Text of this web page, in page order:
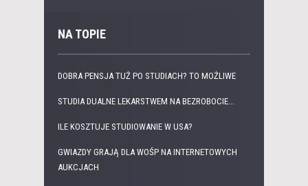
NA TOPIE
DOBRA PENSJA TUŻ PO STUDIACH? TO MOŻLIWE
STUDIA DUALNE LEKARSTWEM NA BEZROBOCIE...
ILE KOSZTUJE STUDIOWANIE W USA?
GWIAZDY GRAJĄ DLA WOŚP NA INTERNETOWYCH
AUKCJACH